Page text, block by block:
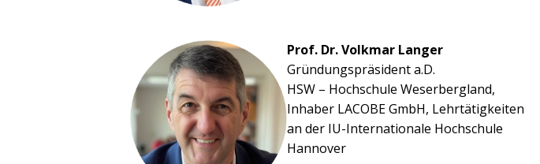
Prof. Dr. Volkmar Langer
Gründungspräsident a.D.
HSW – Hochschule Weserbergland,
Inhaber LACOBE GmbH, Lehrtätigkeiten
an der IU-Internationale Hochschule
Hannover